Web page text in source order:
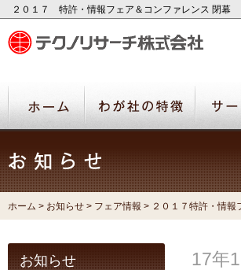
２０１７ 特許・情報フェア＆コンファレンス 閉幕
ホーム > お知らせ > フェア情報 > ２０１７特許・情報
17年
お知らせ